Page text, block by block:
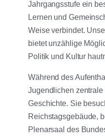
Jahrgangsstufe ein
Lernen und
Weise verbindet.
bietet unzählige
Politik und Kultur
Während des
Jugendlichen zentrale
Geschichte. Sie
Reichstagsgebäude,
Plenarsaal des